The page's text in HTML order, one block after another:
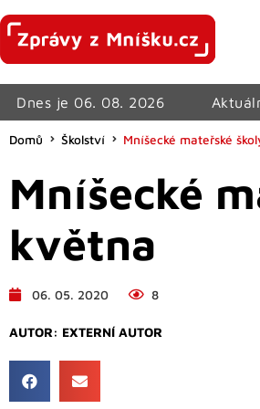
Dnes je 06. 08. 2026
Domů Školství Mníšecké mateřské
Mníšecké
května
06. 05. 2020 8
AUTOR: EXTERNÍ AUTOR